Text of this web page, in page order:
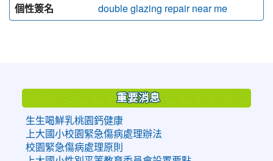
個性簽名
double glazing repair near me
重要消息
生生喝鮮乳桃園鈣健康
上大國小校園緊急傷病處理辦法
校園緊急傷病處理原則